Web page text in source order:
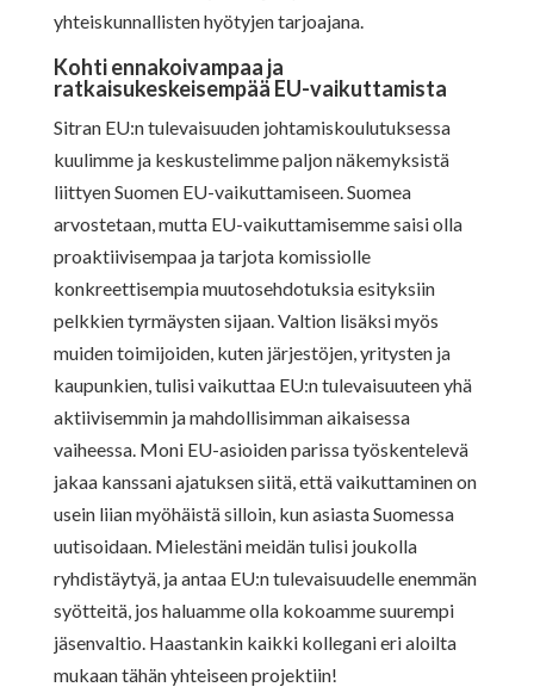
yhteiskunnallisten hyötyjen tarjoajana.
Kohti ennakoivampaa ja
ratkaisukeskeisempää EU-vaikuttamista
Sitran EU:n tulevaisuuden johtamiskoulutuksessa
kuulimme ja keskustelimme paljon näkemyksistä
liittyen Suomen EU-vaikuttamiseen. Suomea
arvostetaan, mutta EU-vaikuttamisemme saisi olla
proaktiivisempaa ja tarjota komissiolle
konkreettisempia muutosehdotuksia esityksiin
pelkkien tyrmäysten sijaan. Valtion lisäksi myös
muiden toimijoiden, kuten järjestöjen, yritysten ja
kaupunkien, tulisi vaikuttaa EU:n tulevaisuuteen yhä
aktiivisemmin ja mahdollisimman aikaisessa
vaiheessa. Moni EU-asioiden parissa työskentelevä
jakaa kanssani ajatuksen siitä, että vaikuttaminen on
usein liian myöhäistä silloin, kun asiasta Suomessa
uutisoidaan. Mielestäni meidän tulisi joukolla
ryhdistäytyä, ja antaa EU:n tulevaisuudelle enemmän
syötteitä, jos haluamme olla kokoamme suurempi
jäsenvaltio. Haastankin kaikki kollegani eri aloilta
mukaan tähän yhteiseen projektiin!